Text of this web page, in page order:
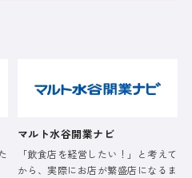
マルト水谷開業ナビ
「飲食店を経営したい！」と考えて
から、実際にお店が繁盛店になるま